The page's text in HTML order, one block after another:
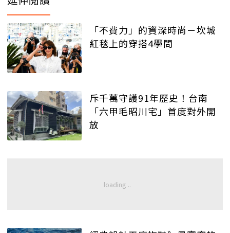
「不費力」的資深時尚－坎城
紅毯上的穿搭4學問
斥千萬守護91年歷史！台南
「六甲毛昭川宅」首度對外開
放